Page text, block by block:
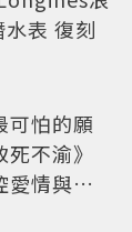
表 復刻
可怕的願
不渝》
愛情與爆